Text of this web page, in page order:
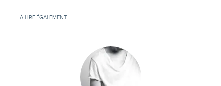
À LIRE ÉGALEMENT